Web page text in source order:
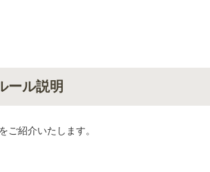
ール説明
ご紹介いたします。